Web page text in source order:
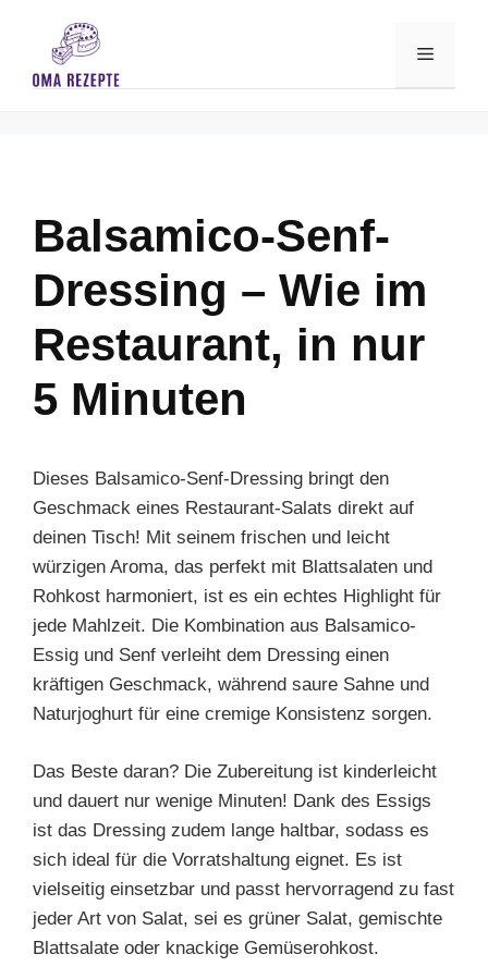
content
Menu
Balsamico-Senf-
Dressing – Wie im
Restaurant, in nur
5 Minuten
Dieses Balsamico-Senf-Dressing bringt den
Geschmack eines Restaurant-Salats direkt auf
deinen Tisch! Mit seinem frischen und leicht
würzigen Aroma, das perfekt mit Blattsalaten und
Rohkost harmoniert, ist es ein echtes Highlight für
jede Mahlzeit. Die Kombination aus Balsamico-
Essig und Senf verleiht dem Dressing einen
kräftigen Geschmack, während saure Sahne und
Naturjoghurt für eine cremige Konsistenz sorgen.
Das Beste daran? Die Zubereitung ist kinderleicht
und dauert nur wenige Minuten! Dank des Essigs
ist das Dressing zudem lange haltbar, sodass es
sich ideal für die Vorratshaltung eignet. Es ist
vielseitig einsetzbar und passt hervorragend zu fast
jeder Art von Salat, sei es grüner Salat, gemischte
Blattsalate oder knackige Gemüserohkost.